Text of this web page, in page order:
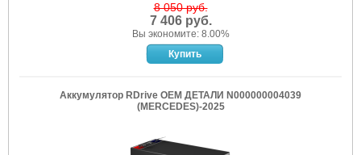
8 050 руб.
7 406 руб.
Вы экономите: 8.00%
Аккумулятор RDrive OEM ДЕТАЛИ N000000004039
(MERCEDES)-2025